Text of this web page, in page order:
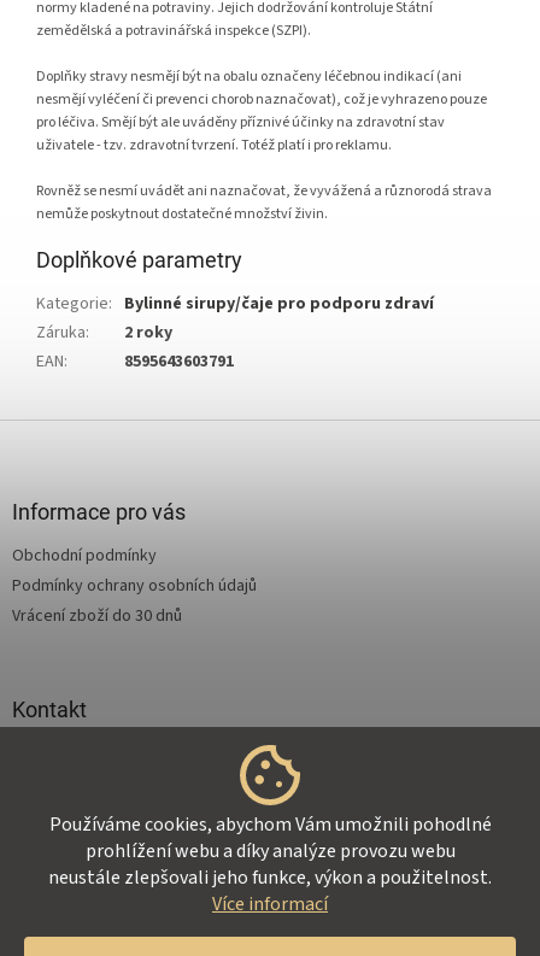
Používáme cookies, abychom Vám umožnili pohodlné
prohlížení webu a díky analýze provozu webu
neustále zlepšovali jeho funkce, výkon a použitelnost.
Více informací
normy kladené na potraviny. Jejich dodržování kontroluje Státní
zemědělská a potravinářská inspekce (SZPI).
Doplňky stravy nesmějí být na obalu označeny léčebnou indikací (ani
nesmějí vyléčení či prevenci chorob naznačovat), což je vyhrazeno pouze
pro léčiva. Smějí být ale uváděny příznivé účinky na zdravotní stav
uživatele - tzv. zdravotní tvrzení. Totéž platí i pro reklamu.
Rovněž se nesmí uvádět ani naznačovat, že vyvážená a různorodá strava
nemůže poskytnout dostatečné množství živin.
Doplňkové parametry
Kategorie: Bylinné sirupy/čaje pro podporu zdraví
Záruka:
2 roky
EAN: 8595643603791
Informace pro vás
Obchodní podmínky
Podmínky ochrany osobních údajů
Vrácení zboží do 30 dnů
Kontakt
Vytvořil Shoptet